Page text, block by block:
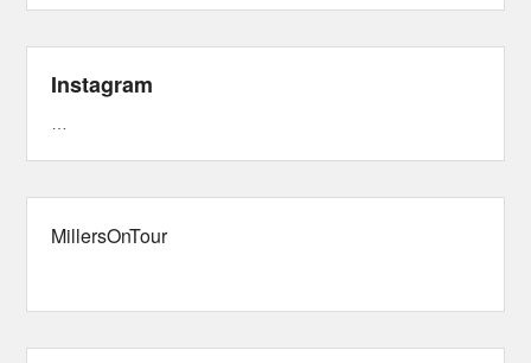
Instagram
MillersOnTour